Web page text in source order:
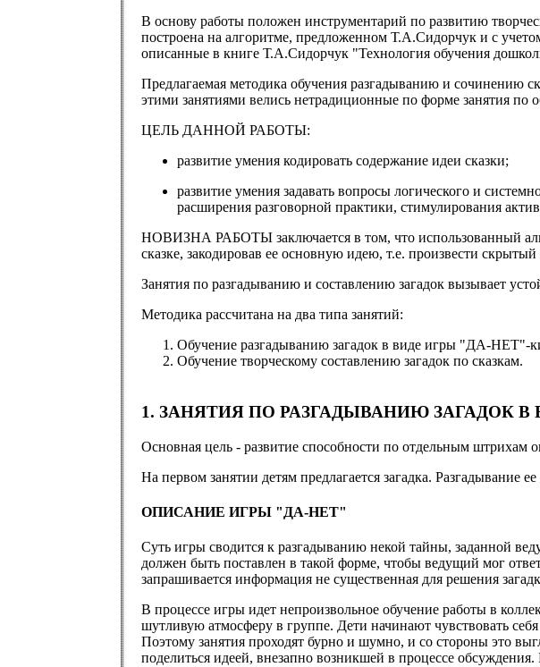
В основу работы положен инструментарий по развитию
построена на алгоритме, предложенном Т.А.Сидорчук и с
описанные в книге Т.А.Сидорчук "Технология обучения
Предлагаемая методика обучения разгадыванию и сочинению
этими занятиями велись нетрадиционные по форме занятия
ЦЕЛЬ ДАННОЙ РАБОТЫ:
развитие умения кодировать содержание идеи сказки;
развитие умения задавать вопросы логического и
расширения разговорной практики, стимулирования
НОВИЗНА РАБОТЫ заключается в том, что использованный
сказке, закодировав ее основную идею, т.е. произвести
Занятия по разгадыванию и составлению загадок вызывает
Методика рассчитана на два типа занятий:
Обучение разгадыванию загадок в виде игры "ДА-НЕТ"-
Обучение творческому составлению загадок по сказкам.
1. ЗАНЯТИЯ ПО РАЗГАДЫВАНИЮ ЗАГАДОК
Основная цель - развитие способности по отдельным штрихам
На первом занятии детям предлагается загадка.
ОПИСАНИЕ ИГРЫ "ДА-НЕТ"
Суть игры сводится к разгадыванию некой тайны, заданной
должен быть поставлен в такой форме, чтобы ведущий мог
запрашивается информация не существенная для решения
В процессе игры идет непроизвольное обучение работы в
шутливую атмосферу в группе. Дети начинают чувствовать
Поэтому занятия проходят бурно и шумно, и со стороны это
поделиться идеей, внезапно возникшей в процессе